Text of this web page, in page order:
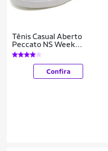
Tênis Casual Aberto
Peccato NS Week
Feminino
Confira